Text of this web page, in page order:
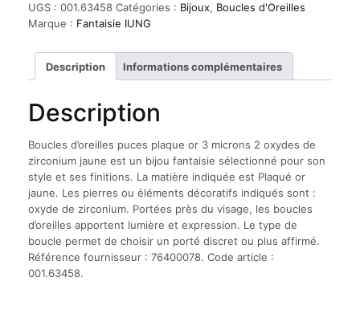
UGS : 001.63458 Catégories : Bijoux, Boucles d'Oreilles
Marque : Fantaisie IUNG
Description Informations complémentaires
Description
Boucles d’oreilles puces plaque or 3 microns 2 oxydes de
zirconium jaune est un bijou fantaisie sélectionné pour son
style et ses finitions. La matière indiquée est Plaqué or
jaune. Les pierres ou éléments décoratifs indiqués sont :
oxyde de zirconium. Portées près du visage, les boucles
d’oreilles apportent lumière et expression. Le type de
boucle permet de choisir un porté discret ou plus affirmé.
Référence fournisseur : 76400078. Code article :
001.63458.